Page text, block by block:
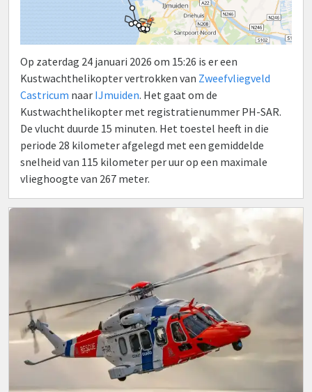
Op zaterdag 24 januari 2026 om 15:26 is er een
Kustwachthelikopter vertrokken van Zweefvliegveld
Castricum naar IJmuiden. Het gaat om de
Kustwachthelikopter met registratienummer PH-SAR.
De vlucht duurde 15 minuten. Het toestel heeft in die
periode 28 kilometer afgelegd met een gemiddelde
snelheid van 115 kilometer per uur op een maximale
vlieghoogte van 267 meter.